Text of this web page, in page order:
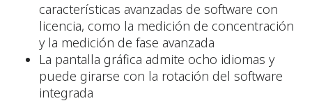
características avanzadas de software con
licencia, como la medición de concentración
y la medición de fase avanzada
La pantalla gráfica admite ocho idiomas y
puede girarse con la rotación del software
integrada